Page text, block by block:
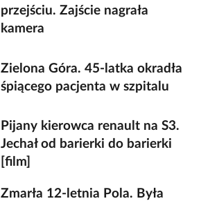
przejściu. Zajście nagrała
kamera
Zielona Góra. 45-latka okradła
śpiącego pacjenta w szpitalu
Pijany kierowca renault na S3.
Jechał od barierki do barierki
[film]
Zmarła 12-letnia Pola. Była